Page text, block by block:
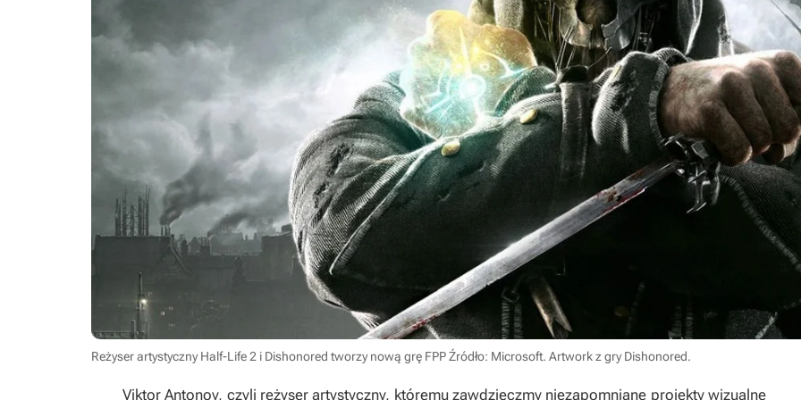
Reżyser artystyczny Half-Life 2 i Dishonored tworzy nową grę FPPŹródło: Microsoft. Artwork z gry Dishonored.
Viktor Antonov, czyli reżyser artystyczny, któremu zawdzięczmy niezapomniane projekty wizualne